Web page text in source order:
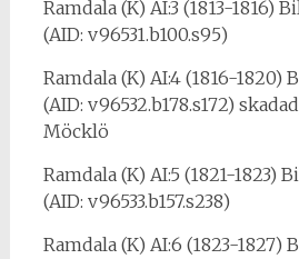
Ramdala (K) AI:3 (1813-1816)
(AID: v96531.b100.s95)
Ramdala (K) AI:4 (1816-1820)
(AID: v96532.b178.s172)
Möcklö
Ramdala (K) AI:5 (1821-1823)
(AID: v96533.b157.s238)
Ramdala (K) AI:6 (1823-1827)